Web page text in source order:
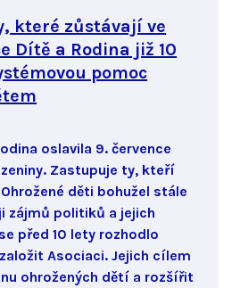
které zůstávají ve
Dítě a Rodina již 10
pomoc
oslavila 9. července
Zastupuje ty, kteří
děti bohužel stále
zájmů politiků a jejich
před 10 lety rozhodlo
Asociaci. Jejich cílem
ohrožených dětí a rozšířit